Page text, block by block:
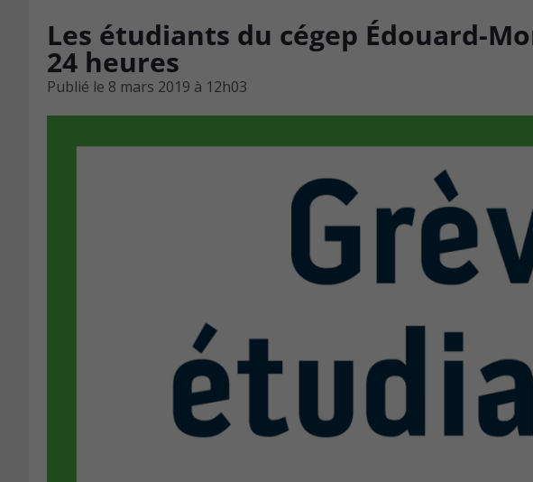
Les étudiants du cégep Édouard-
24 heures
Publié le 8 mars 2019 à 12h03